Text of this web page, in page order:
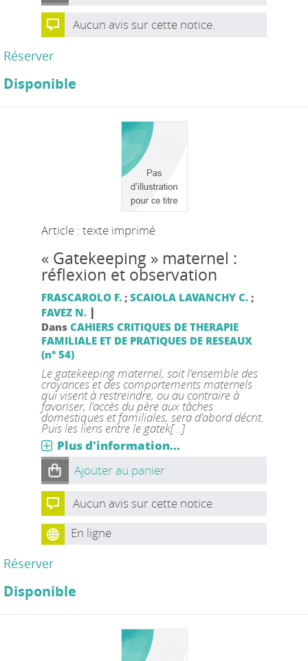
Aucun avis sur cette notice.
Réserver
Disponible
Article : texte imprimé
« Gatekeeping » maternel :
réflexion et observation
FRASCAROLO F.; SCAIOLA LAVANCHY C.;
FAVEZ N. |
Dans CAHIERS CRITIQUES DE THERAPIE
FAMILIALE ET DE PRATIQUES DE RESEAUX
(n° 54)
Le gatekeeping maternel, soit l’ensemble des
croyances et des comportements maternels
qui visent à restreindre, ou au contraire à
favoriser, l’accès du père aux tâches
domestiques et familiales, sera d’abord décrit.
Puis les liens entre le gatek[...]
Plus d'information...
Ajouter au panier
Aucun avis sur cette notice.
En ligne
Réserver
Disponible